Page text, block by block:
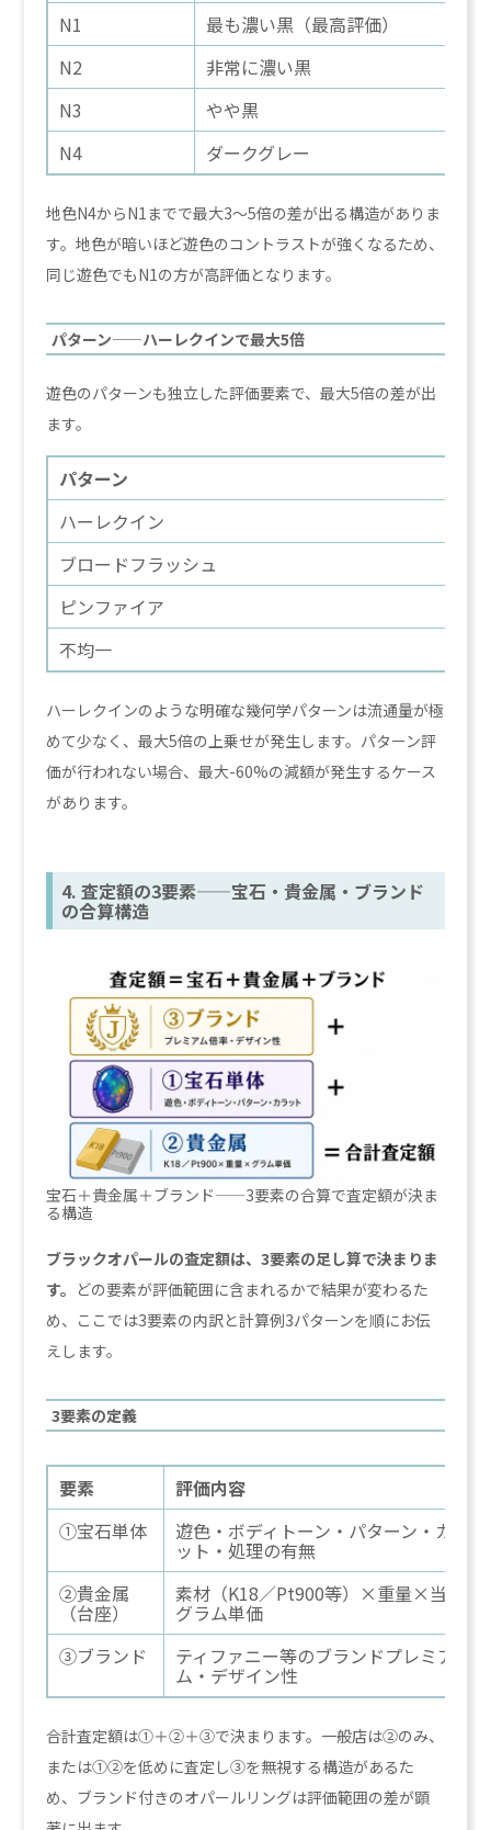
N1
最も濃い黒（最高評価）
N2
非常に濃い黒
N3
やや黒
N4
ダークグレー
地色N4からN1までで最大3〜5倍の差が出る構造がありま
す。地色が暗いほど遊色のコントラストが強くなるため、
同じ遊色でもN1の方が高評価となります。
パターン——ハーレクインで最大5倍
遊色のパターンも独立した評価要素で、最大5倍の差が出
ます。
パターン
ハーレクイン
ブロードフラッシュ
ピンファイア
不均一
ハーレクインのような明確な幾何学パターンは流通量が極
めて少なく、最大5倍の上乗せが発生します。パターン評
価が行われない場合、最大-60%の減額が発生するケース
があります。
4. 査定額の3要素——宝石・貴金属・ブランド
の合算構造
宝石＋貴金属＋ブランド——3要素の合算で査定額が決ま
る構造
ブラックオパールの査定額は、3要素の足し算で決まりま
す。 どの要素が評価範囲に含まれるかで結果が変わるた
め、ここでは3要素の内訳と計算例3パターンを順にお伝
えします。
3要素の定義
要素
評価内容
①宝石単体
遊色・ボディトーン・パターン・カラ
ット・処理の有無
②貴金属
（台座）
素材（K18／Pt900等）×重量×当日
グラム単価
③ブランド
ティファニー等のブランドプレミア
ム・デザイン性
合計査定額は①＋②＋③で決まります。一般店は②のみ、
または①②を低めに査定し③を無視する構造があるた
め、ブランド付きのオパールリングは評価範囲の差が顕